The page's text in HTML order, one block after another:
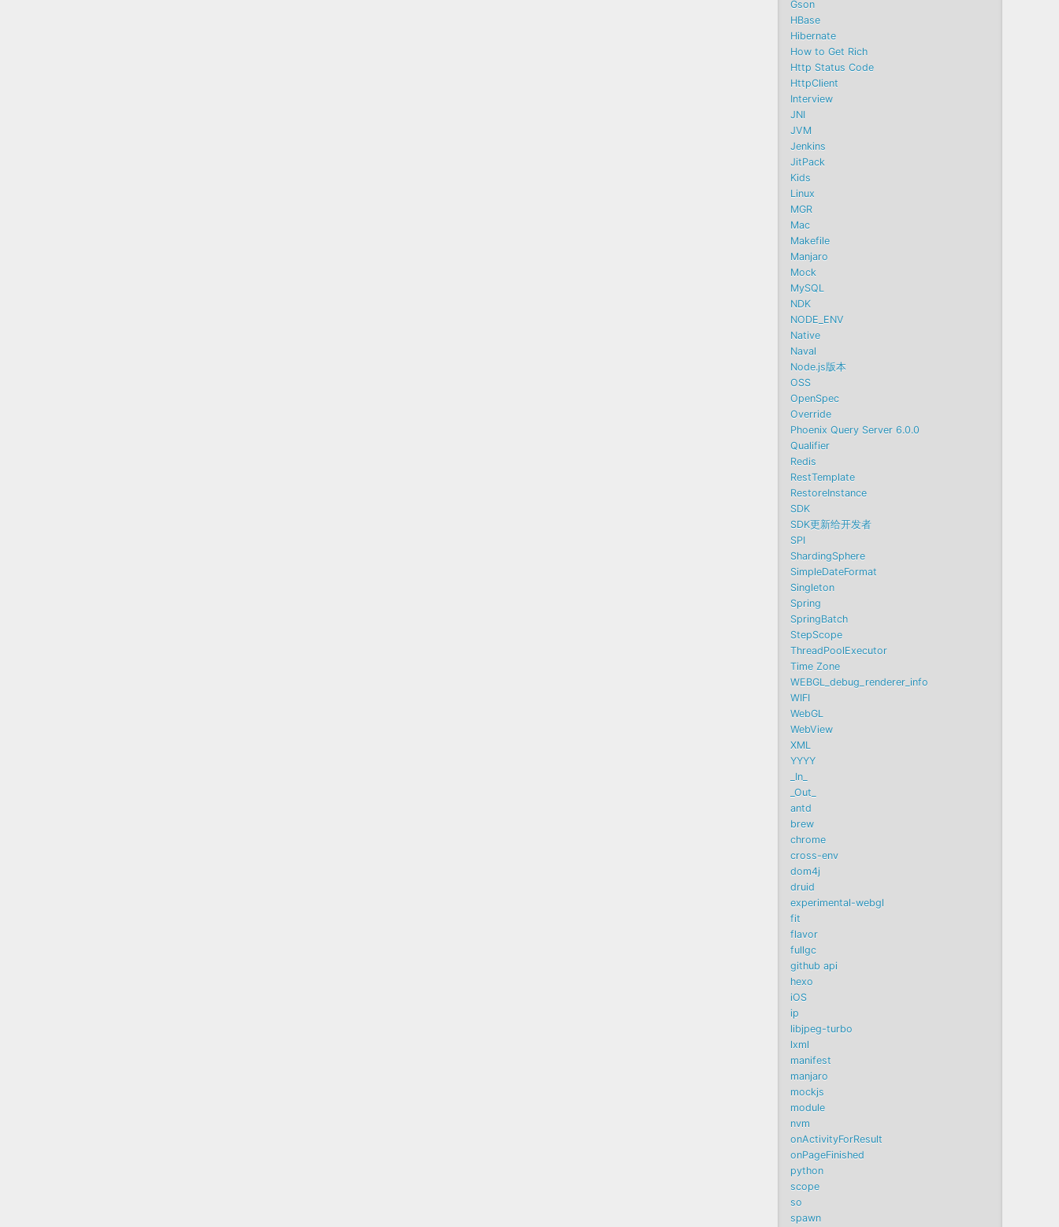
Gson
HBase
Hibernate
How to Get Rich
Http Status Code
HttpClient
Interview
JNI
JVM
Jenkins
JitPack
Kids
Linux
MGR
Mac
Makefile
Manjaro
Mock
MySQL
NDK
NODE_ENV
Native
Naval
Node.js版本
OSS
OpenSpec
Override
Phoenix Query Server 6.0.0
Qualifier
Redis
RestTemplate
RestoreInstance
SDK
SDK更新给开发者
SPI
ShardingSphere
SimpleDateFormat
Singleton
Spring
SpringBatch
StepScope
ThreadPoolExecutor
Time Zone
WEBGL_debug_renderer_info
WIFI
WebGL
WebView
XML
YYYY
_In_
_Out_
antd
brew
chrome
cross-env
dom4j
druid
experimental-webgl
fit
flavor
fullgc
github api
hexo
iOS
ip
libjpeg-turbo
lxml
manifest
manjaro
mockjs
module
nvm
onActivityForResult
onPageFinished
python
scope
so
spawn